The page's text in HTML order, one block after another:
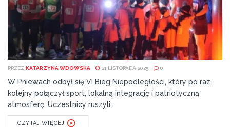
PRZEZ KATARZYNA WDOWSKA 21 LISTOPADA 2025 0
W Pniewach odbył się VI Bieg Niepodległości, który po raz
kolejny połączył sport, lokalną integrację i patriotyczną
atmosferę. Uczestnicy ruszyli...
CZYTAJ WIĘCEJ